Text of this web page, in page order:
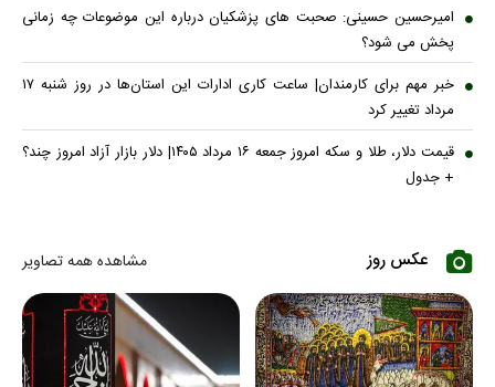
امیرحسین حسینی: صحبت های پزشکیان درباره این موضوعات چه زمانی
پخش می شود؟
خبر مهم برای کارمندان| ساعت کاری ادارات این استان‌ها در روز شنبه ۱۷
مرداد تغییر کرد
قیمت دلار، طلا و سکه امروز جمعه ۱۶ مرداد ۱۴۰۵| دلار بازار آزاد امروز چند؟
+ جدول
عکس روز مشاهده همه تصاویر